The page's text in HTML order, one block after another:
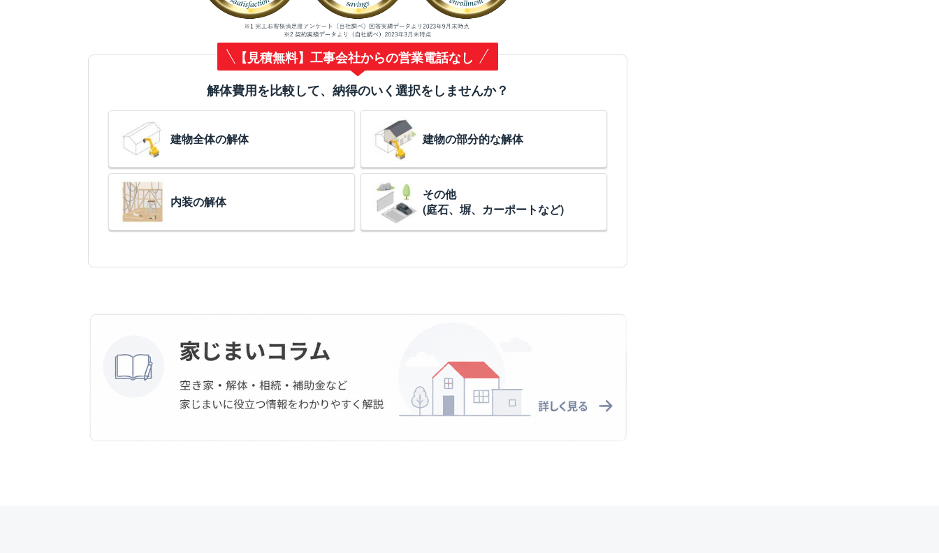
【見積無料】工事会社からの営業電話なし
解体費用を比較して、納得のいく選択をしませんか？
建物全体の解体 建物の部分的な解体
内装の解体
その他
(庭石、塀、カーポートなど)